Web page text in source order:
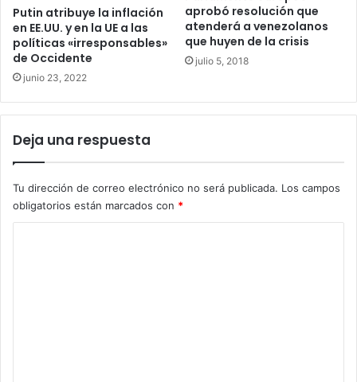
Putin atribuye la inflación
en EE.UU. y en la UE a las
políticas «irresponsables»
de Occidente
junio 23, 2022
aprobó resolución que
atenderá a venezolanos
que huyen de la crisis
julio 5, 2018
Deja una respuesta
Tu dirección de correo electrónico no será publicada. Los campos
obligatorios están marcados con *